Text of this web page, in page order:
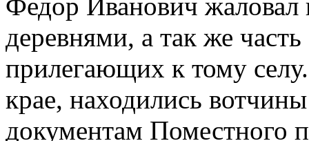
Федор Иванович
деревнями, а так же
прилегающих к тому
крае, находились
документам Поместного